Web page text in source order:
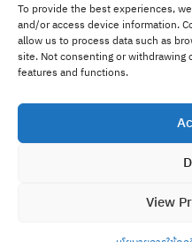
To provide the best experiences,
and/or access device information.
allow us to process data such as
site. Not consenting or withdrawing
features and functions.
View
TAX ID: 0135563020214
Menu
ติ